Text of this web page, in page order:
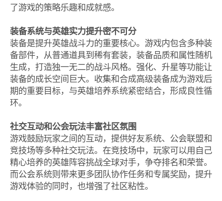
了游戏的策略乐趣和成就感。
装备系统与英雄实力提升密不可分
装备是提升英雄战斗力的重要核心。游戏内包含多种装
备部件，从普通道具到稀有套装，装备品质和属性随机
生成，打造独一无二的战斗风格。强化、升星等功能让
装备的成长空间巨大。收集和合成高级装备成为游戏后
期的重要目标，与英雄培养系统紧密结合，形成良性循
环。
社交互动和公会玩法丰富社区氛围
游戏鼓励玩家之间的互动，提供好友系统、公会联盟和
竞技场等多种社交玩法。在竞技场中，玩家可以用自己
精心培养的英雄阵容挑战全球对手，争夺排名和荣誉。
而公会系统则带来更多团队协作任务和专属奖励，提升
游戏体验的同时，也增强了社区粘性。